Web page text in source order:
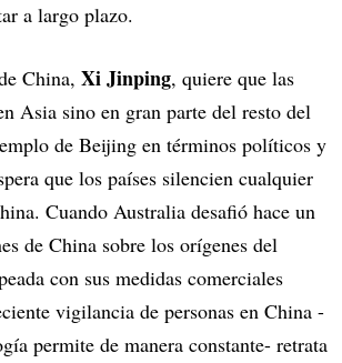
a largo plazo.
China, Xi Jinping, quiere que las
Asia sino en gran parte del resto del
de Beijing en términos políticos y
que los países silencien cualquier
Cuando Australia desafió hace un
de China sobre los orígenes del
con sus medidas comerciales
vigilancia de personas en China -
permite de manera constante- retrata